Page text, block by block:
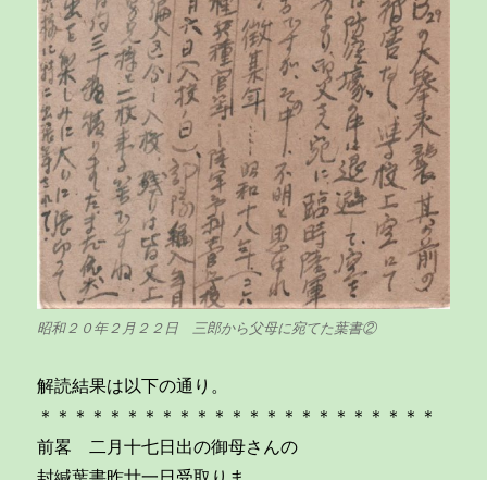
昭和２０年２月２２日 三郎から父母に宛てた葉書②
解読結果は以下の通り。
＊＊＊＊＊＊＊＊＊＊＊＊＊＊＊＊＊＊＊＊＊＊＊
前畧 二月十七日出の御母さんの